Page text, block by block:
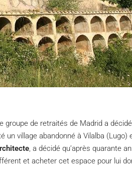
groupe de retraités de Madrid a
un village abandonné à Vilalba (Lugo)
, a décidé qu’après quarante
et acheter cet espace pour lui